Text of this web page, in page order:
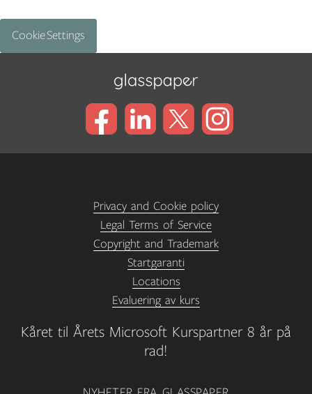
Cookie Settings
Kåret til Årets Microsoft Kurspartner 8 år på
rad!
Privacy and Cookie policy
Legal Terms of Service
Copyright and Trademark
Startgaranti
Locations
Evaluering av kurs